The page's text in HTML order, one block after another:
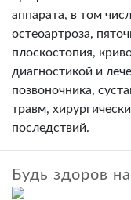
аппарата, в том
остеоартроза,
плоскостопия,
диагностикой и
позвоночника,
травм,
последствий.
Будь здоров